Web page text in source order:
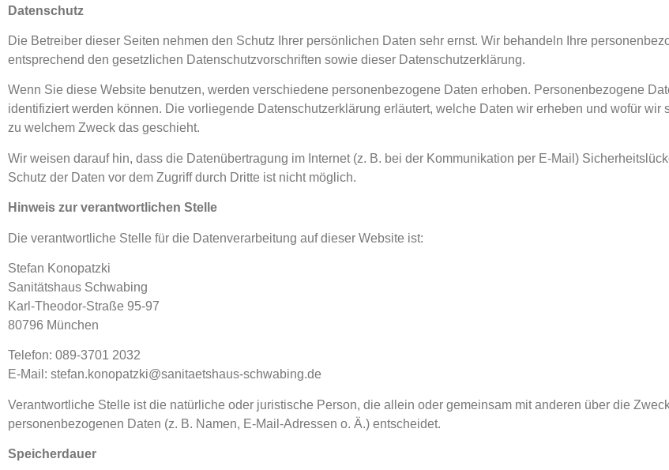
Datenschutz
Die Betreiber dieser Seiten nehmen den Schutz Ihrer persönlichen Daten sehr ernst. Wir behandeln Ihre
entsprechend den gesetzlichen Datenschutzvorschriften sowie dieser Datenschutzerklärung.
Wenn Sie diese Website benutzen, werden verschiedene personenbezogene Daten erhoben. Personenbezogene
identifiziert werden können. Die vorliegende Datenschutzerklärung erläutert, welche Daten wir erheben und wofür wir
zu welchem Zweck das geschieht.
Wir weisen darauf hin, dass die Datenübertragung im Internet (z. B. bei der Kommunikation per E-Mail)
Schutz der Daten vor dem Zugriff durch Dritte ist nicht möglich.
Hinweis zur verantwortlichen Stelle
Die verantwortliche Stelle für die Datenverarbeitung auf dieser Website ist:
Stefan Konopatzki
Sanitätshaus Schwabing
Karl-Theodor-Straße 95-97
80796 München
Telefon: 089-3701 2032
E-Mail: stefan.konopatzki@sanitaetshaus-schwabing.de
Verantwortliche Stelle ist die natürliche oder juristische Person, die allein oder gemeinsam mit anderen über die
personenbezogenen Daten (z. B. Namen, E-Mail-Adressen o. Ä.) entscheidet.
Speicherdauer